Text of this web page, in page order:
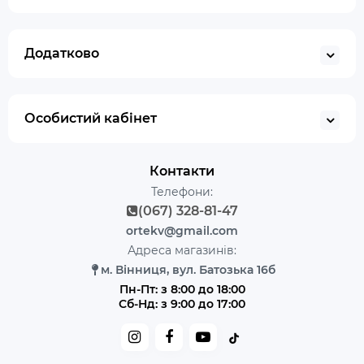
Додатково
Особистий кабінет
Контакти
Телефони:
(067) 328-81-47
ortekv@gmail.com
Адреса магазинів:
м. Вінниця, вул. Батозька 16б
Пн-Пт: з 8:00 до 18:00
Сб-Нд: з 9:00 до 17:00